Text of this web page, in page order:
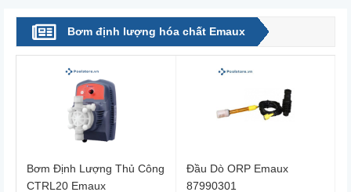
Bơm định lượng hóa chất Emaux
Bơm Định Lượng Thủ Công
CTRL20 Emaux
Đầu Dò ORP Emaux
87990301